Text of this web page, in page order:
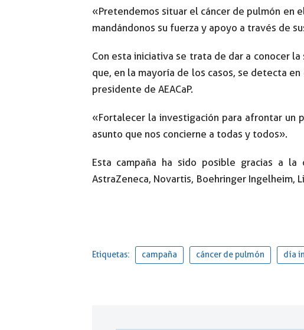
«Pretendemos situar el cáncer de pulmón en
mandándonos su fuerza y apoyo a través de
Con esta iniciativa se trata de dar a conocer
que, en la mayoría de los casos, se detecta
presidente de AEACaP.
«Fortalecer la investigación para afrontar un
asunto que nos concierne a todas y todos».
Esta campaña ha sido posible gracias a la
AstraZeneca, Novartis, Boehringer Ingelheim,
Etiquetas: campaña cáncer de pulmón día